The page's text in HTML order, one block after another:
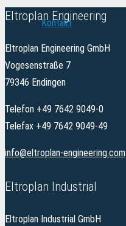
Kontakt
Eltroplan Engineering
Eltroplan Engineering GmbH
Vogesenstraße 7
79346 Endingen
Telefon +49 7642 9049-0
Telefax +49 7642 9049-49
info@eltroplan-engineering.com
Eltroplan Industrial
Eltroplan Industrial GmbH